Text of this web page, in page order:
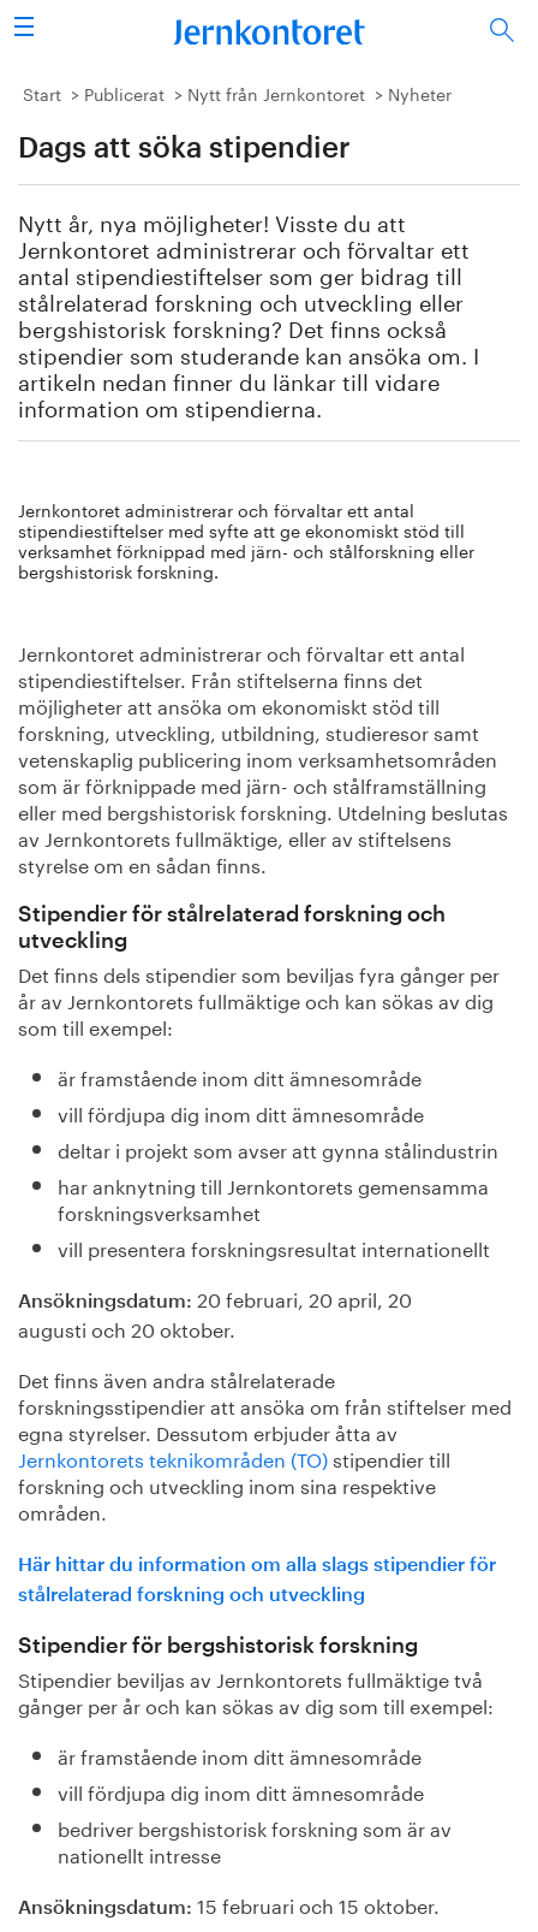
Sök
Stålindustrin
Vision 2050
Forskning/utbildning
Energi/miljö
Vi tycker
Publicerat
Bildbank
Om oss
Start Publicerat Nytt från Jernkontoret Nyheter
Dags att söka stipendier
Nytt år, nya möjligheter! Visste du att
Jernkontoret administrerar och förvaltar ett
antal stipendiestiftelser som ger bidrag till
stålrelaterad forskning och utveckling eller
bergshistorisk forskning? Det finns också
stipendier som studerande kan ansöka om. I
artikeln nedan finner du länkar till vidare
information om stipendierna.
Jernkontoret administrerar och förvaltar ett antal
stipendiestiftelser med syfte att ge ekonomiskt stöd till
verksamhet förknippad med järn- och stålforskning eller
bergshistorisk forskning.
Jernkontoret administrerar och förvaltar ett antal
stipendiestiftelser. Från stiftelserna finns det
möjligheter att ansöka om ekonomiskt stöd till
forskning, utveckling, utbildning, studieresor samt
vetenskaplig publicering inom verksamhetsområden
som är förknippade med järn- och stålframställning
eller med bergshistorisk forskning. Utdelning beslutas
av Jernkontorets fullmäktige, eller av stiftelsens
styrelse om en sådan finns.
Stipendier för stålrelaterad forskning och
utveckling
Det finns dels stipendier som beviljas fyra gånger per
år av Jernkontorets fullmäktige och kan sökas av dig
som till exempel:
är framstående inom ditt ämnesområde
vill fördjupa dig inom ditt ämnesområde
deltar i projekt som avser att gynna stålindustrin
har anknytning till Jernkontorets gemensamma
forskningsverksamhet
vill presentera forskningsresultat internationellt
Ansökningsdatum: 20 februari, 20 april, 20
augusti och 20 oktober.
Det finns även andra stålrelaterade
forskningsstipendier att ansöka om från stiftelser med
egna styrelser. Dessutom erbjuder åtta av
Jernkontorets teknikområden (TO)stipendier till
forskning och utveckling inom sina respektive
områden.
Här hittar du information om alla slags stipendier för
stålrelaterad forskning och utveckling
Stipendier för bergshistorisk forskning
Stipendier beviljas av Jernkontorets fullmäktige två
gånger per år och kan sökas av dig som till exempel:
är framstående inom ditt ämnesområde
vill fördjupa dig inom ditt ämnesområde
bedriver bergshistorisk forskning som är av
nationellt intresse
Ansökningsdatum: 15 februari och 15 oktober.